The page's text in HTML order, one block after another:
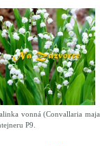
vonná (Convallaria
P9.